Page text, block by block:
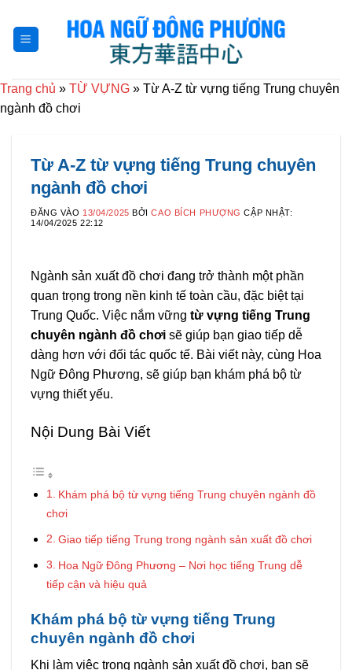
qua
nội
Trang chủ » TỪ VỰNG » Từ A-Z từ vựng tiếng Trung chuyên
ngành đồ chơi
Từ A-Z từ vựng tiếng Trung chuyên
ngành đồ chơi
ĐĂNG VÀO 13/04/2025 BỞICAO BÍCH PHƯỢNG CẬP NHẬT:
14/04/2025 22:12
Ngành sản xuất đồ chơi đang trở thành một phần
quan trọng trong nền kinh tế toàn cầu, đặc biệt tại
Trung Quốc. Việc nắm vững từ vựng tiếng Trung
chuyên ngành đồ chơi sẽ giúp bạn giao tiếp dễ
dàng hơn với đối tác quốc tế. Bài viết này, cùng Hoa
Ngữ Đông Phương, sẽ giúp bạn khám phá bộ từ
vựng thiết yếu.
Nội Dung Bài Viết
Khám phá bộ từ vựng tiếng Trung chuyên ngành đồ
chơi
Giao tiếp tiếng Trung trong ngành sản xuất đồ chơi
Hoa Ngữ Đông Phương – Nơi học tiếng Trung dễ
tiếp cận và hiệu quả
Khám phá bộ từ vựng tiếng Trung
chuyên ngành đồ chơi
Khi làm việc trong ngành sản xuất đồ chơi, bạn sẽ